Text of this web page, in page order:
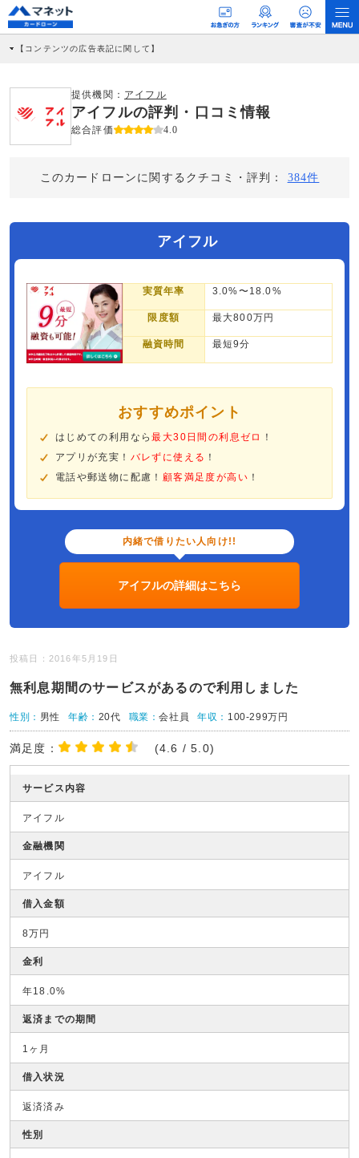
【コンテンツの広告表記に関して】
社に対して企業から紹介報酬が支払われるという収益モデルです。 ただし、特定の
商品を根拠なくPRするものではなく、当編集部の調査／ユーザーへの口コミ収集な
どに基づき、公平性を担保した情報提供を行っています。
>提携企業一覧
提供機関： アイフル
アイフルの評判・口コミ情報
総合評価 4.0
このカードローンに関するクチコミ・評判： 384件
アイフル
実質年率 3.0%〜18.0%
限度額 最大800万円
融資時間 最短9分
おすすめポイント
はじめての利用なら最大30日間の利息ゼロ
！
アプリが充実！ バレずに使える ！
電話や郵送物に配慮！ 顧客満足度が高い ！
内緒で借りたい人向け!!
アイフルの詳細はこちら
投稿日：2016年5月19日
無利息期間のサービスがあるので利用しました
性別： 男性 年齢： 20代 職業：会社員 年収： 100-299万円
満足度： (4.6 / 5.0)
サービス内容
アイフル
金融機関
アイフル
借入金額
8万円
金利
年18.0%
返済までの期間
1ヶ月
借入状況
返済済み
性別